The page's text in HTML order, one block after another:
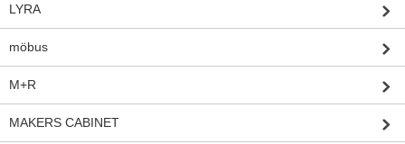
LYRA
möbus
M+R
MAKERS CABINET